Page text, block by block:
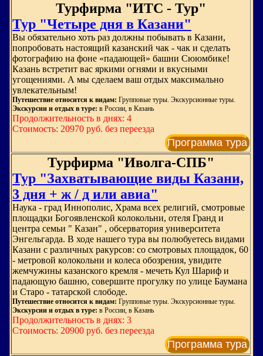
Турфирма "ИТС - Тур"
Тур "Четыре дня в Казани"
Вы обязательно хоть раз должны побывать в Казани,
попробовать настоящий казанский чак - чак и сделать
фотографию на фоне «падающей» башни Сююмбике!
Казань встретит вас яркими огнями и вкусными
угощениями. А мы сделаем ваш отдых максимально
увлекательным!
Путешествие относится к видам: Групповые туры. Экскурсионные туры.
Экскурсии и отдых в туре: в России, в Казань
Продолжительность в днях: 4
Стоимость: 20970 руб. без переезда
Программа тура
Турфирма "Иволга-СПБ"
Тур "Захватывающие виды Казани,
3 дня + ж / д или авиа"
Наука - град Иннополис, Храма всех религий, смотровые
площадки Богоявленской колокольни, отеля Гранд и
центра семьи " Казан" , обсерватория университета
Энгельгарда. В ходе нашего тура вы полюбуетесь видами
Казани с различных ракурсов: со смотровых площадок, 60
- метровой колокольни и колеса обозрения, увидите
жемчужины казанского кремля - мечеть Кул Шариф и
падающую башню, совершите прогулку по улице Баумана
и Старо - татарской слободе.
Путешествие относится к видам: Групповые туры. Экскурсионные туры.
Экскурсии и отдых в туре: в России, в Казань
Продолжительность в днях: 3
Стоимость: 20900 руб. без переезда
Программа тура